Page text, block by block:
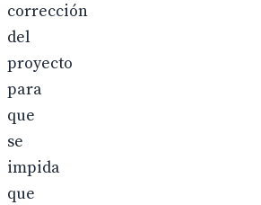
corrección
del
proyecto
para
que
se
impida
que